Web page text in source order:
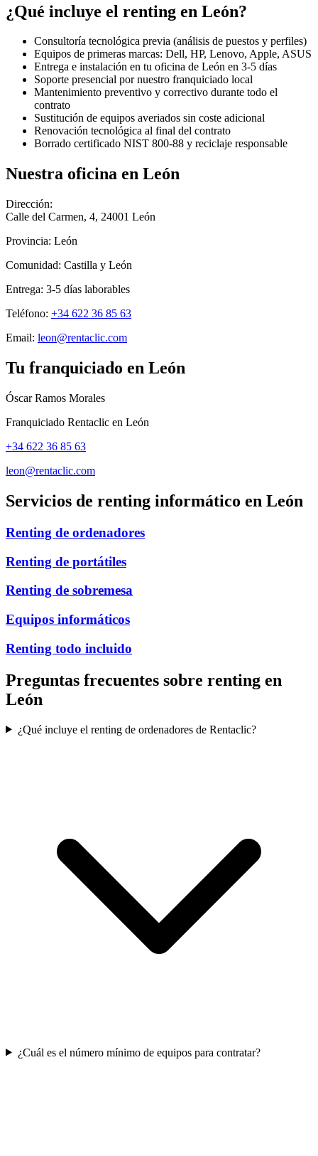
¿Qué incluye el renting en León?
Consultoría tecnológica previa (análisis de puestos y perfiles)
Equipos de primeras marcas: Dell, HP, Lenovo, Apple, ASUS
Entrega e instalación en tu oficina de León en 3-5 días
Soporte presencial por nuestro franquiciado local
Mantenimiento preventivo y correctivo durante todo el
contrato
Sustitución de equipos averiados sin coste adicional
Renovación tecnológica al final del contrato
Borrado certificado NIST 800-88 y reciclaje responsable
Nuestra oficina en León
Dirección:
Calle del Carmen, 4, 24001 León
Provincia: León
Comunidad: Castilla y León
Entrega: 3-5 días laborables
Teléfono: +34 622 36 85 63
Email: leon@rentaclic.com
Tu franquiciado en León
Óscar Ramos Morales
Franquiciado Rentaclic en León
+34 622 36 85 63
leon@rentaclic.com
Servicios de renting informático en León
Renting de ordenadores
Renting de portátiles
Renting de sobremesa
Equipos informáticos
Renting todo incluido
Preguntas frecuentes sobre renting en
León
¿Qué incluye el renting de ordenadores de Rentaclic?
¿Cuál es el número mínimo de equipos para contratar?